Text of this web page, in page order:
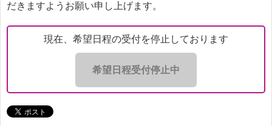
だきますようお願い申し上げます。
現在、希望日程の受付を停止しております
希望日程受付停止中